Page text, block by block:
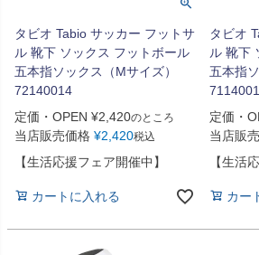
タビオ Tabio サッカー フットサ
ル 靴下 ソックス フットボール
五本指ソックス（Mサイズ）
72140014
定価・OPEN ¥2,420のところ
当店販売価格 ¥2,420税込
【生活応援フェア開催中】
カートに入れる
タビオ
ル 靴下
五本指
定価・
当店販
【生活
カー